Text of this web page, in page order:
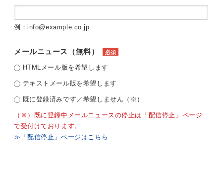
例：info@example.co.jp
メールニュース（無料） 必須
HTMLメール版を希望します
テキストメール版を希望します
既に登録済みです／希望しません（※）
（※）既に登録中メールニュースの停止は「配信停止」ページ
で受付けております。
≫「配信停止」ページはこちら